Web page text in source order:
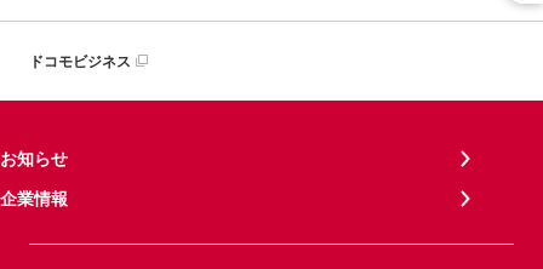
ドコモビジネス
お知らせ
企業情報